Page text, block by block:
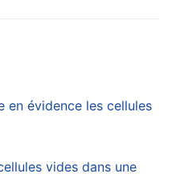
en évidence les cellules
vides dans une